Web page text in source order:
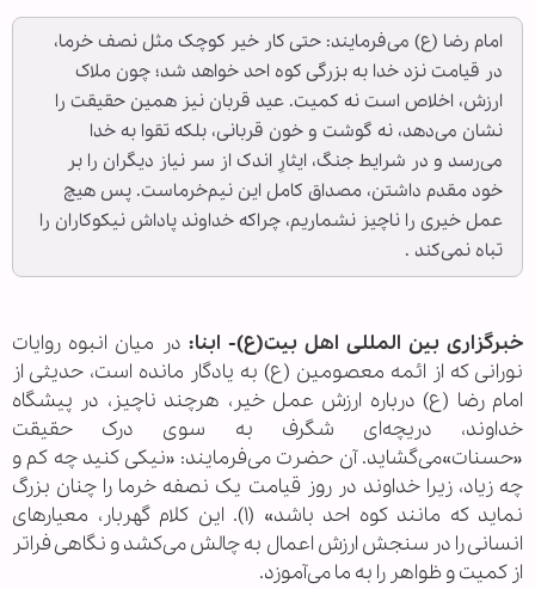
امام رضا (ع) می‌فرمایند: حتی کار خیر کوچک مثل نصف خرما،
در قیامت نزد خدا به بزرگی کوه احد خواهد شد؛ چون ملاک
ارزش، اخلاص است نه کمیت. عید قربان نیز همین حقیقت را
نشان می‌دهد، نه گوشت و خون قربانی، بلکه تقوا به خدا
می‌رسد و در شرایط جنگ، ایثارِ اندک از سر نیاز دیگران را بر
خود مقدم داشتن، مصداق کامل این نیم‌خرماست. پس هیچ
عمل خیری را ناچیز نشماریم، چراکه خداوند پاداش نیکوکاران را
تباه نمی‌کند .
خبرگزاری بین المللی اهل بیت(ع)- ابنا: در میان انبوه روایات
نورانی که از ائمه معصومین (ع) به یادگار مانده است، حدیثی از
امام رضا (ع) درباره ارزش عمل خیر، هرچند ناچیز، در پیشگاه
خداوند، دریچه‌ای شگرف به سوی درک حقیقت
«حسنات»می‌گشاید. آن حضرت می‌فرمایند: «نیکی کنید چه کم و
چه زیاد، زیرا خداوند در روز قیامت یک نصفه خرما را چنان بزرگ
نماید که مانند کوه احد باشد» (۱). این کلام گهربار، معیارهای
انسانی را در سنجش ارزش اعمال به چالش می‌کشد و نگاهی فراتر
از کمیت و ظواهر را به ما می‌آموزد.